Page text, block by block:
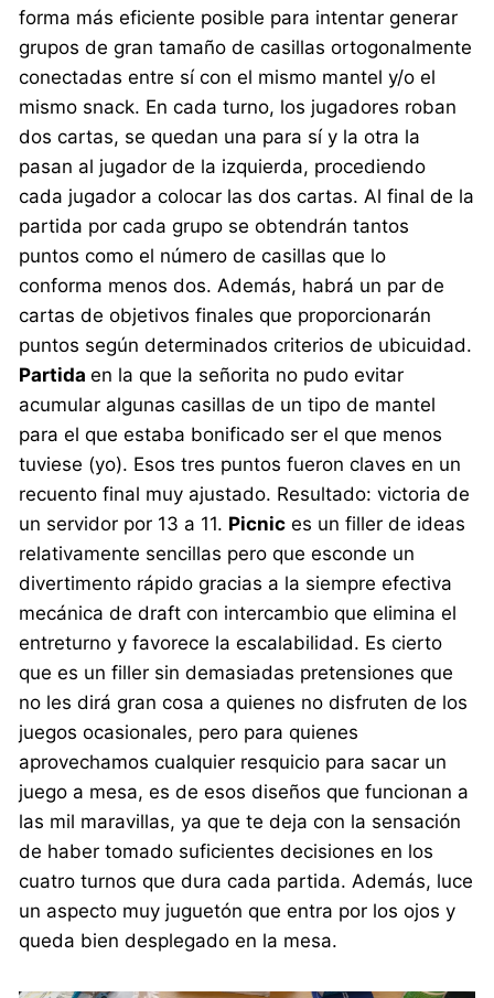
forma más eficiente posible para intentar generar
grupos de gran tamaño de casillas ortogonalmente
conectadas entre sí con el mismo mantel y/o el
mismo snack. En cada turno, los jugadores roban
dos cartas, se quedan una para sí y la otra la
pasan al jugador de la izquierda, procediendo
cada jugador a colocar las dos cartas. Al final de la
partida por cada grupo se obtendrán tantos
puntos como el número de casillas que lo
conforma menos dos. Además, habrá un par de
cartas de objetivos finales que proporcionarán
puntos según determinados criterios de ubicuidad.
Partidaen la que la señorita no pudo evitar
acumular algunas casillas de un tipo de mantel
para el que estaba bonificado ser el que menos
tuviese (yo). Esos tres puntos fueron claves en un
recuento final muy ajustado. Resultado: victoria de
un servidor por 13 a 11. Picnic es un filler de ideas
relativamente sencillas pero que esconde un
divertimento rápido gracias a la siempre efectiva
mecánica de draft con intercambio que elimina el
entreturno y favorece la escalabilidad. Es cierto
que es un filler sin demasiadas pretensiones que
no les dirá gran cosa a quienes no disfruten de los
juegos ocasionales, pero para quienes
aprovechamos cualquier resquicio para sacar un
juego a mesa, es de esos diseños que funcionan a
las mil maravillas, ya que te deja con la sensación
de haber tomado suficientes decisiones en los
cuatro turnos que dura cada partida. Además, luce
un aspecto muy juguetón que entra por los ojos y
queda bien desplegado en la mesa.